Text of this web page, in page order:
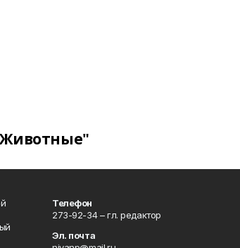
Телефон
273-92-34 – гл. редактор
Эл. почта